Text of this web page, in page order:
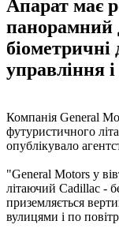
Апарат має
панорамний
біометричні
управління
Компанія General
футуристичного
опублікувало
"General Motors у
літаючий Cadillac -
приземляється
вулицями і по